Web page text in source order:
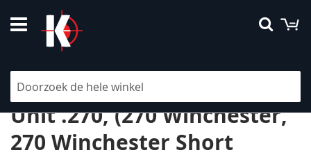
naar
de
RCBS Expander-Decapping
Unit .270, (270 Winchester,
270 Winchester Short